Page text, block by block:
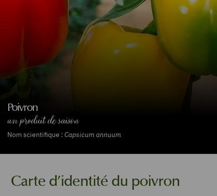
Poivron
un produit de saison
Nom scientifique : Capsicum annuum
Carte d’identité du poivron